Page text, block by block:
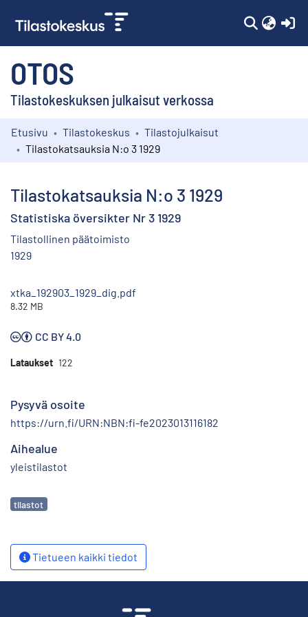
OTOS
Tilastokeskuksen julkaisut verkossa
Kokoelmat
Etusivu Tilastokeskus
Tilastojulkaisut
Tilastokatsauksia N:o 3 1929
Tilastokatsauksia N:o 3 1929
Statistiska översikter Nr 3 1929
Tilastollinen päätoimisto
1929
xtka_192903_1929_dig.pdf
8.32 MB
CC BY 4.0
Lataukset 122
Pysyvä osoite
https://urn.fi/URN:NBN:fi-fe2023013116182
Aihealue
yleistilastot
Avainsanat
tilastot
Tietueen kaikki tiedot